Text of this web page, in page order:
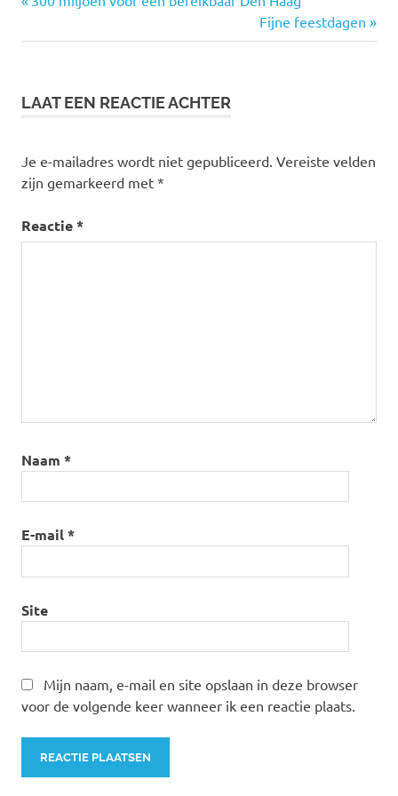
verkeersveiligheid
Bericht
navigatie
Volgende
bericht:
Fijne feestdagen
LAAT EEN REACTIE ACHTER
Je e-mailadres wordt niet gepubliceerd. Vereiste velden
zijn gemarkeerd met *
Reactie*
Naam *
E-mail*
Site
Mijn naam, e-mail en site opslaan in deze browser
voor de volgende keer wanneer ik een reactie plaats.